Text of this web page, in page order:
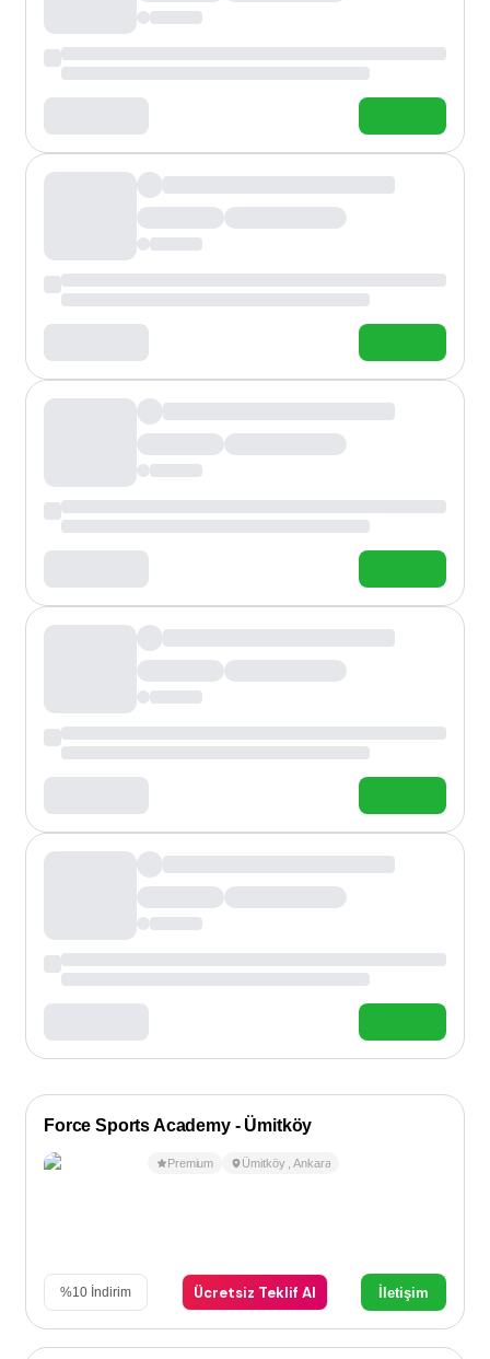
Force Sports Academy - Ümitköy
Premium Ümitköy ,Ankara
%10 İndirim Ücretsiz Teklif Al İletişim